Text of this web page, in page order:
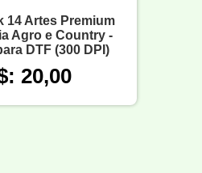
14 Artes Premium
Agro e Country -
DTF (300 DPI)
20,00